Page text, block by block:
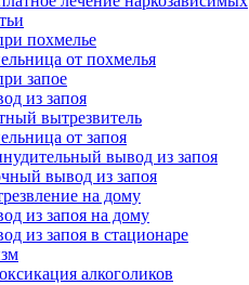
похмелье
от похмелья
запое
из запоя
вытрезвитель
от запоя
вывод из запоя
вывод из запоя
на дому
из запоя на дому
из запоя в стационаре
алкоголиков